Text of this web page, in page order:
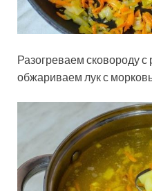
Разогреваем сковороду
обжариваем лук с